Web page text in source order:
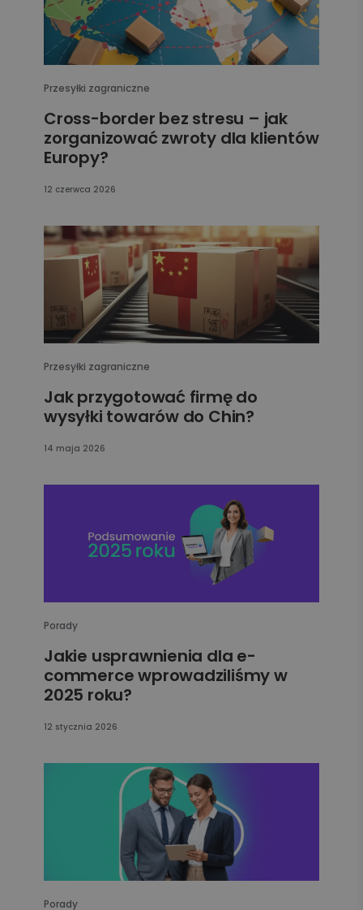
Przesyłki zagraniczne
Cross-border bez stresu – jak
zorganizować zwroty dla klientów
Europy?
12 czerwca 2026
Przesyłki zagraniczne
Jak przygotować firmę do
wysyłki towarów do Chin?
14 maja 2026
Porady
Jakie usprawnienia dla e-
commerce wprowadziliśmy w
2025 roku?
12 stycznia 2026
Porady